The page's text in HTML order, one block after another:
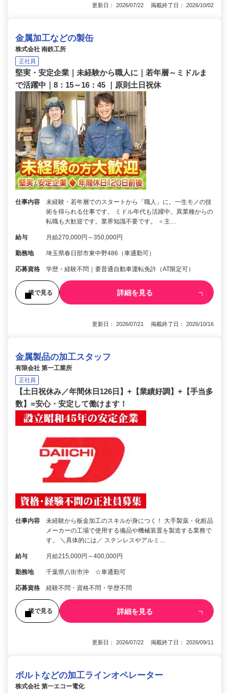
更新日： 2026/07/22 掲載終了日： 2026/10/02
金属加工などの製缶
株式会社 南鉄工所
正社員
堅実・安定企業｜未経験から職人に｜若年層～ミドルま
で活躍中｜8：15～16：45 ｜原則土日祝休
仕事内容
未経験・若年層でのスタートから「職人」に。一生モノの技
術を得られる仕事です。 ミドル年代も活躍中。異業種からの
転職も大歓迎です。業界知識不要です。 ＜主…
給与 月給270,000円～350,000円
勤務地 埼玉県春日部市東中野486（車通勤可）
応募資格 学歴・経験不問｜要普通自動車運転免許（AT限定可）
後で見る 詳細を見る
更新日： 2026/07/21 掲載終了日： 2026/10/16
金属製品の加工スタッフ
有限会社 第一工業所
正社員
【土日祝休み／年間休日126日】+【業績好調】+【手当多
数】=安心・安定して働けます！
仕事内容
未経験から板金加工のスキルが身につく！ 大手製薬・化粧品
メーカーの工場で使用する備品や機械装置を製造する業務で
す。 ＼具体的には／ ステンレスやアルミ…
給与 月給215,000円～400,000円
勤務地 千葉県八街市沖 ☆車通勤可
応募資格 経験不問・資格不問・学歴不問
後で見る 詳細を見る
更新日： 2026/07/22 掲載終了日： 2026/09/11
ボルトなどの加工ラインオペレーター
株式会社 第一エコー電化